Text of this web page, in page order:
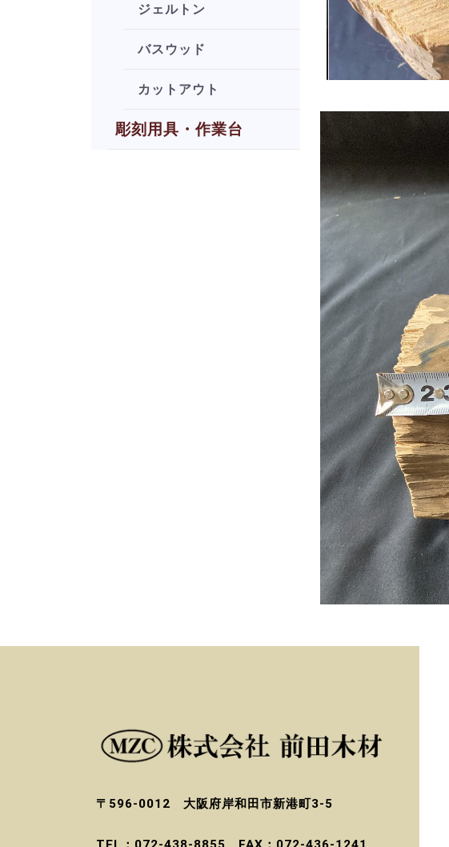
ジェルトン
バスウッド
カットアウト
彫刻用具・作業台
〒596-0012 大阪府岸和田市新港町3-5